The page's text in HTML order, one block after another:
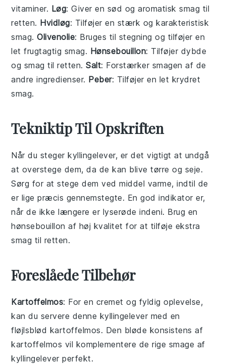
vitaminer. Løg: Giver en sød og aromatisk smag til
retten. Hvidløg: Tilføjer en stærk og karakteristisk
smag.Olivenolie: Bruges til stegning og tilføjer en
let frugtagtig smag. Hønsebouillon: Tilføjer dybde
og smag til retten.Salt: Forstærker smagen af de
andre ingredienser. Peber: Tilføjer en let krydret
smag.
Tekniktip Til Opskriften
Når du stegerkyllingelever, er det vigtigt at undgå
at overstege dem, da de kan blive tørre og seje.
Sørg for at stege dem ved middel varme, indtil de
er lige præcis gennemstegte. En god indikator er,
når de ikke længere er lyserøde indeni. Brug en
hønsebouillon af høj kvalitet for at tilføje ekstra
smag til retten.
Foreslåede Tilbehør
Kartoffelmos: For en cremet og fyldig oplevelse,
kan du servere denne kyllingelever med en
fløjlsblød kartoffelmos. Den bløde konsistens af
kartoffelmos vil komplementere derige smage af
kyllingelever perfekt.